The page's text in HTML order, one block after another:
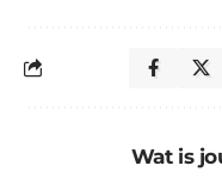
Wat is